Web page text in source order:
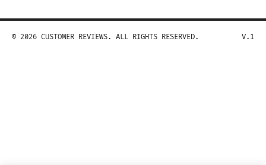
© 2026 CUSTOMER REVIEWS. ALL RIGHTS RESERVED. V.1